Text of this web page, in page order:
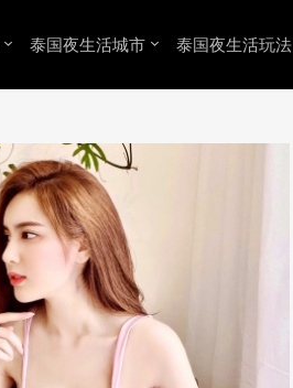
泰国夜生活城市 泰国夜生活玩法